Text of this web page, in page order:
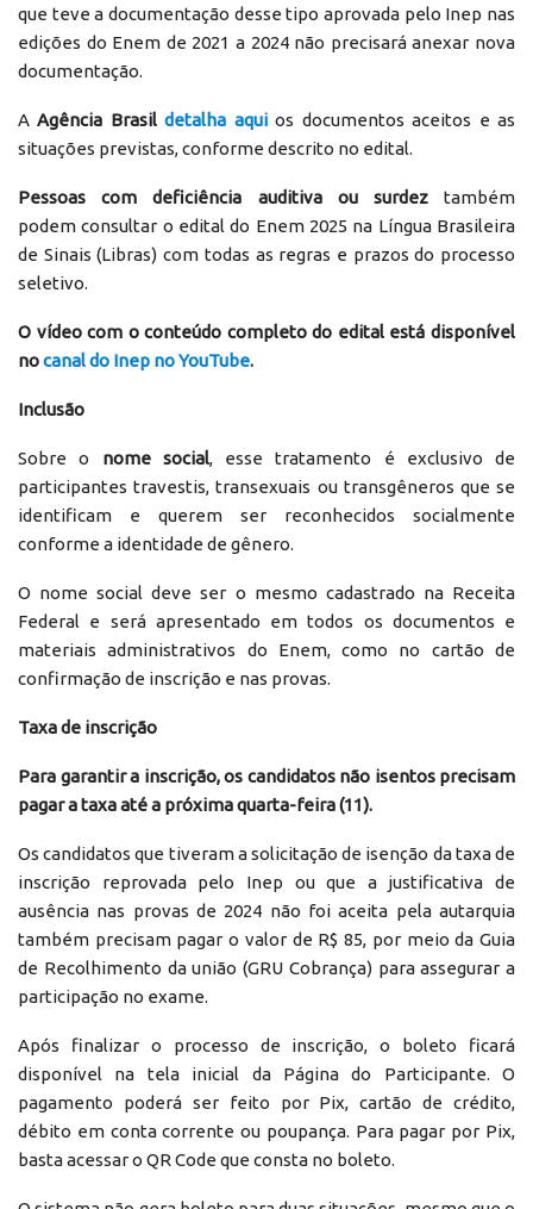
que teve a documentação desse tipo aprovada pelo Inep nas
edições do Enem de 2021 a 2024 não precisará anexar nova
documentação.
AAgência Brasil detalha aquios documentos aceitos e as
situações previstas, conforme descrito no edital.
Pessoas com deficiência auditiva ou surdeztambém
podem consultar o edital do Enem 2025 na Língua Brasileira
de Sinais (Libras) com todas as regras e prazos do processo
seletivo.
O vídeo com o conteúdo completo do edital está disponível
nocanal do Inep no YouTube.
Inclusão
Sobre o nome social, esse tratamento é exclusivo de
participantes travestis, transexuais ou transgêneros que se
identificam e querem ser reconhecidos socialmente
conforme a identidade de gênero.
O nome social deve ser o mesmo cadastrado na Receita
Federal e será apresentado em todos os documentos e
materiais administrativos do Enem, como no cartão de
confirmação de inscrição e nas provas.
Taxa de inscrição
Para garantir a inscrição, os candidatos não isentos precisam
pagar a taxa até a próxima quarta-feira (11).
Os candidatos que tiveram a solicitação de isenção da taxa de
inscrição reprovada pelo Inep ou que a justificativa de
ausência nas provas de 2024 não foi aceita pela autarquia
também precisam pagar o valor de R$ 85, por meio da Guia
de Recolhimento da união (GRU Cobrança) para assegurar a
participação no exame.
Após finalizar o processo de inscrição, o boleto ficará
disponível na tela inicial da Página do Participante. O
pagamento poderá ser feito por Pix, cartão de crédito,
débito em conta corrente ou poupança. Para pagar por Pix,
basta acessar o QR Code que consta no boleto.